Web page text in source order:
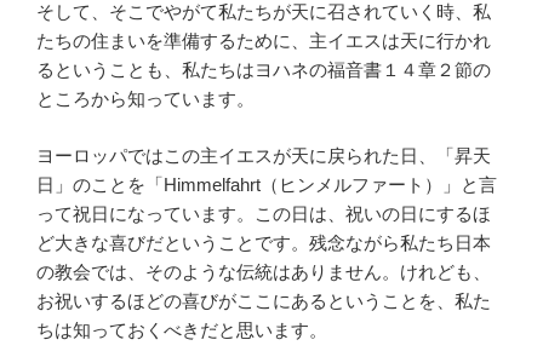
そして、そこでやがて私たちが天に召されていく時、私
たちの住まいを準備するために、主イエスは天に行かれ
るということも、私たちはヨハネの福音書１４章２節の
ところから知っています。
ヨーロッパではこの主イエスが天に戻られた日、「昇天
日」のことを「Himmelfahrt（ヒンメルファート）」と言
って祝日になっています。この日は、祝いの日にするほ
ど大きな喜びだということです。残念ながら私たち日本
の教会では、そのような伝統はありません。けれども、
お祝いするほどの喜びがここにあるということを、私た
ちは知っておくべきだと思います。